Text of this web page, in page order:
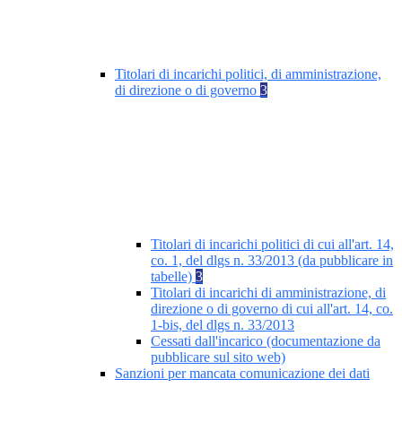
Titolari di incarichi politici, di amministrazione,
di direzione o di governo 3
Titolari di incarichi politici di cui all'art. 14,
co. 1, del dlgs n. 33/2013 (da pubblicare in
tabelle) 3
Titolari di incarichi di amministrazione, di
direzione o di governo di cui all'art. 14, co.
1-bis, del dlgs n. 33/2013
Cessati dall'incarico (documentazione da
pubblicare sul sito web)
Sanzioni per mancata comunicazione dei dati